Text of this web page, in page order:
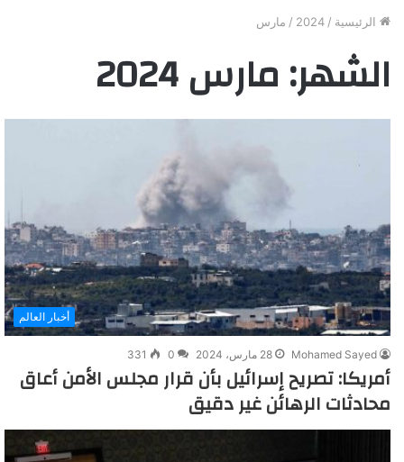
الرئيسية /
2024
/ مارس
الشهر:مارس 2024
أخبار العالم
Mohamed Sayed 28 مارس، 2024 0
331
أمريكا: تصريح إسرائيل بأن قرار مجلس الأمن أعاق
محادثات الرهائن غير دقيق